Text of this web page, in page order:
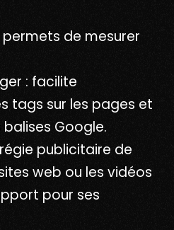
de mesurer
: facilite
tags sur les pages et
Google.
publicitaire de
web ou les vidéos
pour ses